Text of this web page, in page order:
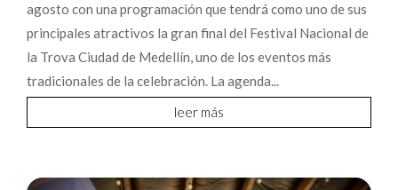
agosto con una programación que tendrá como uno de sus
principales atractivos la gran final del Festival Nacional de
la Trova Ciudad de Medellín, uno de los eventos más
tradicionales de la celebración. La agenda...
leer más